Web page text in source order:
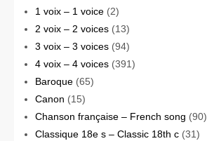
1 voix – 1 voice (2)
2 voix – 2 voices (13)
3 voix – 3 voices (94)
4 voix – 4 voices (391)
Baroque (65)
Canon (15)
Chanson française – French song (90)
Classique 18e s – Classic 18th c (31)